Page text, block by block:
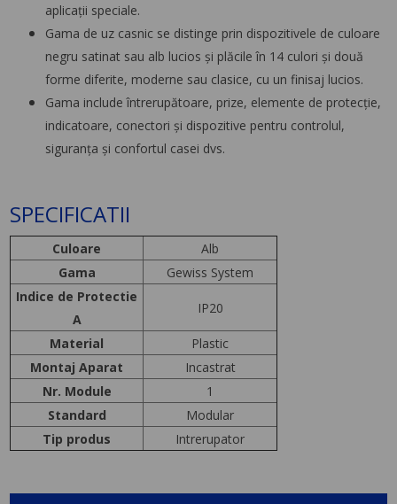
aplicaţii speciale.
Gama de uz casnic se distinge prin dispozitivele de culoare
negru satinat sau alb lucios şi plăcile în 14 culori şi două
forme diferite, moderne sau clasice, cu un finisaj lucios.
Gama include întrerupătoare, prize, elemente de protecţie,
indicatoare, conectori şi dispozitive pentru controlul,
siguranţa şi confortul casei dvs.
SPECIFICATII
Culoare
Alb
Gama
Gewiss System
Indice de Protectie
A
IP20
Material
Plastic
Montaj Aparat
Incastrat
Nr. Module
1
Standard
Modular
Tip produs
Intrerupator